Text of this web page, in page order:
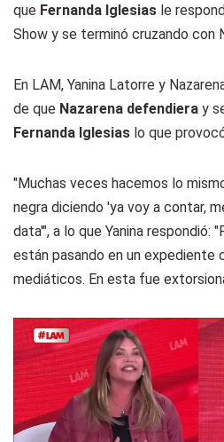
que Fernanda Iglesias le
Show y se terminó cruzando con
En LAM, Yanina Latorre y
de que Nazarena defendiera y
Fernanda Iglesias lo que
"Muchas veces hacemos lo
negra diciendo 'ya voy a contar,
data'", a lo que Yanina respondió:
están pasando en un expediente
mediáticos. En esta fue